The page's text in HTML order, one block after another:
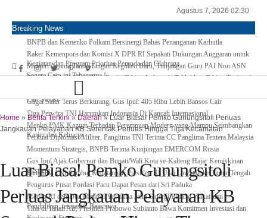
Agustus 7, 2026 02:30
Breaking News
BNPB dan Kemenko Polkam Bersinergi Bahas Penanganan Karhutla
Raker Kemenpora dan Komisi X DPR RI Sepakati Dukungan Anggaran untuk
Kegiatan dan Program Prioritas Pemuda dan Olahraga
Menteri Agama Tanda Tangan Regulasi Baru, Tunjangan Guru PAI Non ASN
Segera Cair, ini Tahapanya !
Pertama di Asia Enam Atlet Panjat Tebing Indonesia Taklukkan Tebing Tertinggi
Cari Solusi
Gagal Salur Terus Berkurang, Gus Ipul: 405 Ribu Lebih Bansos Cair
Tiga Perwira TNI Harumkan Indonesia Di Kancah Internasional
Menko PMK Kagum Terhadap Perempuan Modern yang Mampu Seimbangkan
Karier dan Keluarga
Perkuat Diplomasi Militer, Panglima TNI Terima CC Panglima Tentera Malaysia
Momentum Strategis, BNPB Terima Kunjungan EMERCOM Rusia
Gus Ipul Ajak Gubernur dan Bupati/Wali Kota se-Kalteng Hajar Kemiskinan
Ekstrem
Panglima TNI Sambut Kedatangan Presiden RI Usai Lawatan ke Timur Tengah
Pengurus Pusat Pordasi Pacu Dapat Pesan dari Sri Paduka
Menag RI dan Dua Menteri Yordania Jalin Sinergi Bidang Wakaf dan
Pendidikan, termasuk Beasiswa
Tiba di Tanah Air, Presiden Prabowo Subianto Bawa Komitmen Investasi dan
Home » Berita Terkini» Daerah» Luar Biasa! Pemko Gunungsitoli Perluas
Jangkauan Pelayanan KB Serentak Perluas Hingga Tiga Kecamatan
Luar Biasa! Pemko Gunungsitoli
Perluas Jangkauan Pelayanan KB